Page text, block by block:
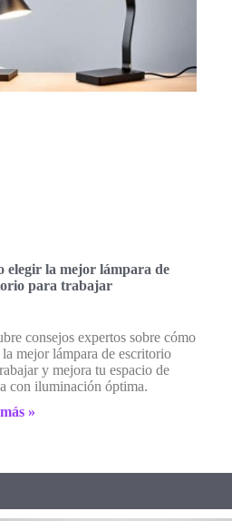
elegir la mejor lámpara de
para trabajar
consejos expertos sobre cómo
mejor lámpara de escritorio
y mejora tu espacio de
con iluminación óptima.
»